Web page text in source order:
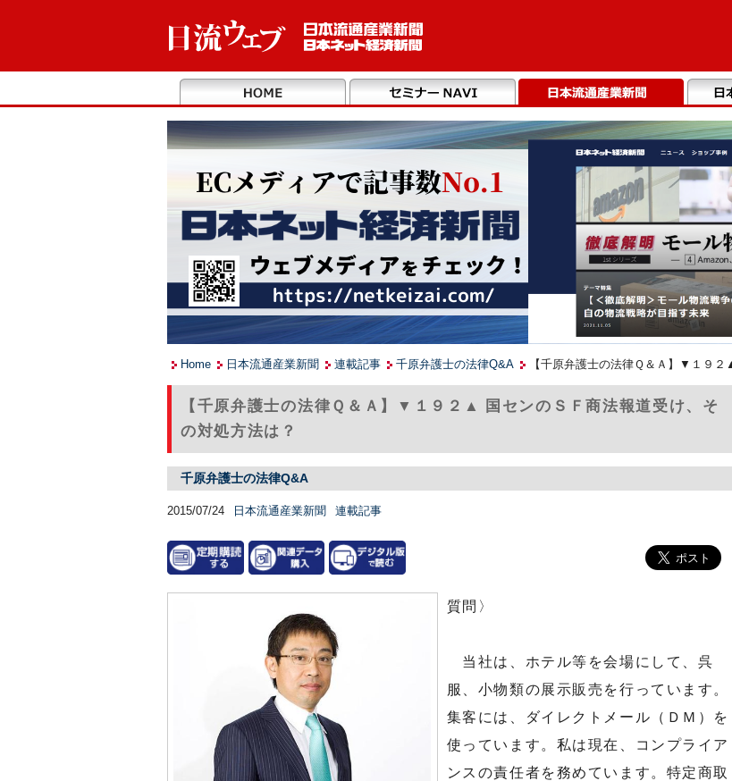
Home 日本流通産業新聞 連載記事 千原弁護士の法律Q&A 【千原弁護士の法律Ｑ＆Ａ】▼１９
【千原弁護士の法律Ｑ＆Ａ】▼１９２▲ 国センのＳＦ商法報道受け、そ
の対処方法は？
千原弁護士の法律Q&A
2015/07/24 日本流通産業新聞 連載記事
質問〉
当社は、ホテル等を会場にして、呉
服、小物類の展示販売を行っています。
集客には、ダイレクトメール（ＤＭ）を
使っています。私は現在、コンプライア
ンスの責任者を務めています。特定商取